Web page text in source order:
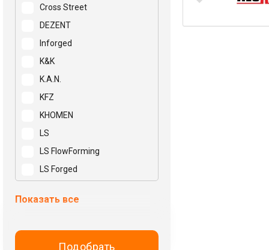
Cross Street
DEZENT
Inforged
K&K
K.A.N.
KFZ
KHOMEN
LS
LS FlowForming
LS Forged
N2O
Показать все
Подобрать